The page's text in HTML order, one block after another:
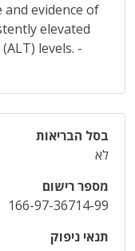
and evidence of
elevated
levels. -
בסל הבריאות
לא
מספר רישום
166-97-36714-99
תנאי ניפוק